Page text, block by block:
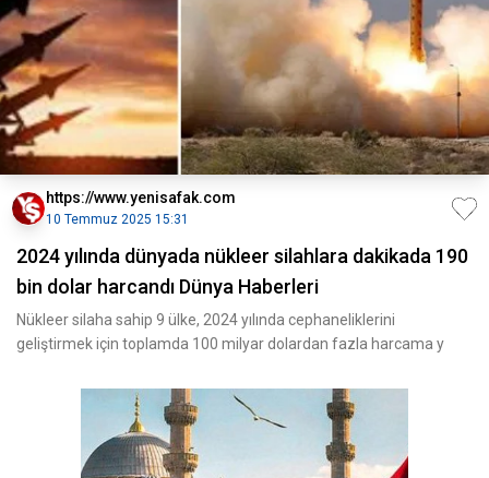
https://www.yenisafak.com
10 Temmuz 2025 15:31
2024 yılında dünyada nükleer silahlara dakikada 190
bin dolar harcandı Dünya Haberleri
Nükleer silaha sahip 9 ülke, 2024 yılında cephaneliklerini
geliştirmek için toplamda 100 milyar dolardan fazla harcama y